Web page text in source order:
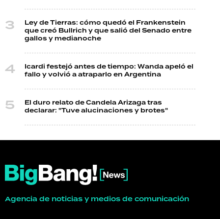
Ley de Tierras: cómo quedó el Frankenstein
que creó Bullrich y que salió del Senado entre
gallos y medianoche
Icardi festejó antes de tiempo: Wanda apeló el
fallo y volvió a atraparlo en Argentina
El duro relato de Candela Arizaga tras
declarar: "Tuve alucinaciones y brotes"
Agencia de noticias y medios de comunicación